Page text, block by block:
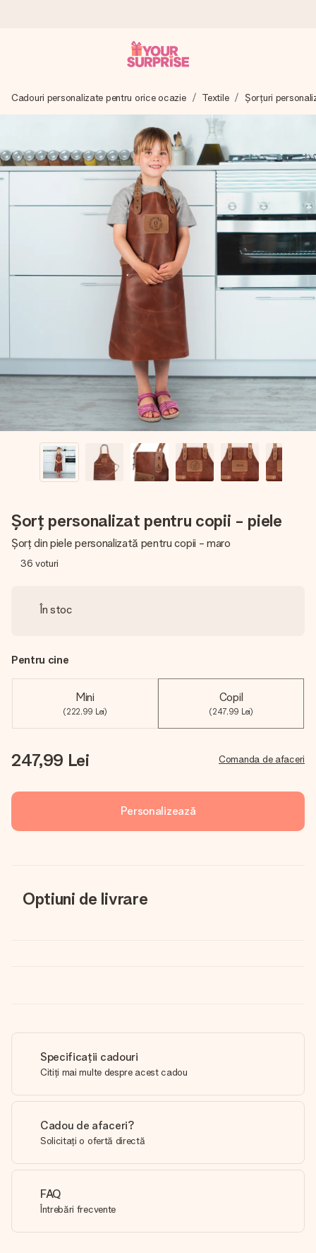
Îți alcătuim cadoul cu grijă și îl trimitem îndată spre tine -
pentru ca tu să îl poți dărui exact când trebuie, atunci când
4,8 (bazat pe +15.000 de recenzii)
Cadourile noastre inspiră. Clienții ne oferă nota 4,8 pe
Felicitare gratuită
Creează ceva unic în doar câțiva pași - cu numele ei,
fotografia ta sau un mesaj din suflet. Fără bătăi de cap,
doar bucură-te de moment.
Cadouri personalizate pentru orice ocazie Textile Șorțuri
Șorț personalizat pentru copii - piele
Șorț din piele personalizată pentru copii - maro
36 voturi
În stoc
Pentru cine
Mini
(222,99 Lei)
Copil
(247,99 Lei)
247,99 Lei Comanda de afaceri
Personalizează
Optiuni de livrare
Specificații cadouri
Citiți mai multe despre acest cadou
Cadou de afaceri?
Solicitați o ofertă directă
FAQ
Întrebări frecvente